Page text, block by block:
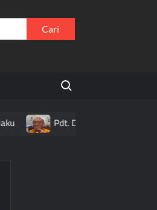
untuk:
Search for:
Pdt. Daniel Alexander Ajak